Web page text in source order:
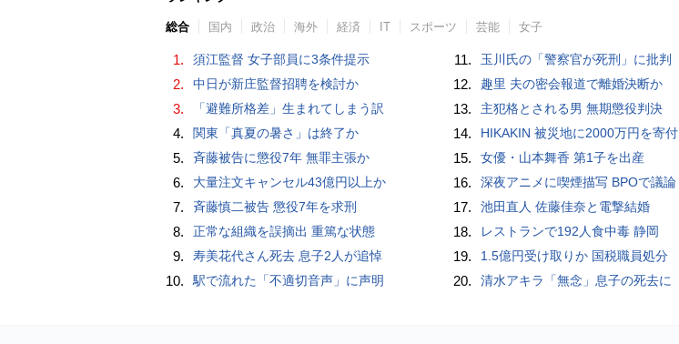
総合 国内 政治 海外 経済 IT スポーツ 芸能 女子
1. 須江監督 女子部員に3条件提示
2. 中日が新庄監督招聘を検討か
3. 「避難所格差」生まれてしまう訳
4. 関東「真夏の暑さ」は終了か
5. 斉藤被告に懲役7年 無罪主張か
6. 大量注文キャンセル43億円以上か
7. 斉藤慎二被告 懲役7年を求刑
8. 正常な組織を誤摘出 重篤な状態
9. 寿美花代さん死去 息子2人が追悼
10. 駅で流れた「不適切音声」に声明
11. 玉川氏の「警察官が死刑」に批判
12. 趣里 夫の密会報道で離婚決断か
13. 主犯格とされる男 無期懲役判決
14. HIKAKIN 被災地に2000万円を寄付
15. 女優・山本舞香 第1子を出産
16. 深夜アニメに喫煙描写 BPOで議論
17. 池田直人 佐藤佳奈と電撃結婚
18. レストランで192人食中毒 静岡
19. 1.5億円受け取りか 国税職員処分
20. 清水アキラ「無念」息子の死去に